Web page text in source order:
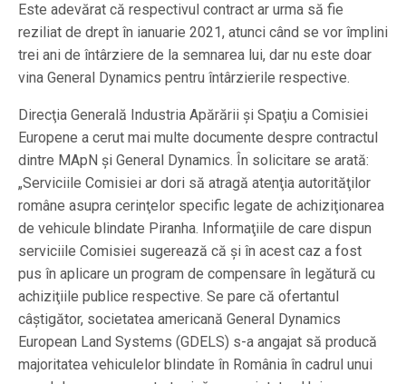
Este adevărat că respectivul contract ar urma să fie
reziliat de drept în ianuarie 2021, atunci când se vor împlini
trei ani de întârziere de la semnarea lui, dar nu este doar
vina General Dynamics pentru întârzierile respective.
Direcţia Generală Industria Apărării şi Spaţiu a Comisiei
Europene a cerut mai multe documente despre contractul
dintre MApN şi General Dynamics. În solicitare se arată:
„Serviciile Comisiei ar dori să atragă atenţia autorităţilor
române asupra cerinţelor specific legate de achiziţionarea
de vehicule blindate Piranha. Informaţiile de care dispun
serviciile Comisiei sugerează că şi în acest caz a fost
pus în aplicare un program de compensare în legătură cu
achiziţiile publice respective. Se pare că ofertantul
câştigător, societatea americană General Dynamics
European Land Systems (GDELS) s-a angajat să producă
majoritatea vehiculelor blindate în România în cadrul unui